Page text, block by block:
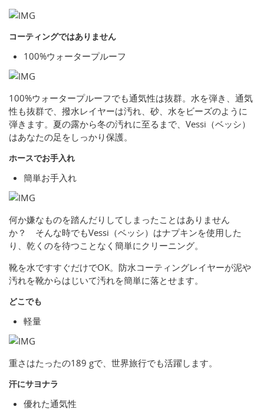
コーティングではありません
100%ウォータープルーフ
100%ウォータープルーフでも通気性は抜群。水を弾き、通気
性も抜群で、撥水レイヤーは汚れ、砂、水をビーズのように
弾きます。夏の露から冬の汚れに至るまで、Vessi（ベッシ）
はあなたの足をしっかり保護。
ホースでお手入れ
簡単お手入れ
何か嫌なものを踏んだりしてしまったことはありません
か？ そんな時でもVessi（ベッシ）はナプキンを使用した
り、乾くのを待つことなく簡単にクリーニング。
靴を水ですすぐだけでOK。防水コーティングレイヤーが泥や
汚れを靴からはじいて汚れを簡単に落とせます。
どこでも
軽量
重さはたったの189 gで、世界旅行でも活躍します。
汗にサヨナラ
優れた通気性